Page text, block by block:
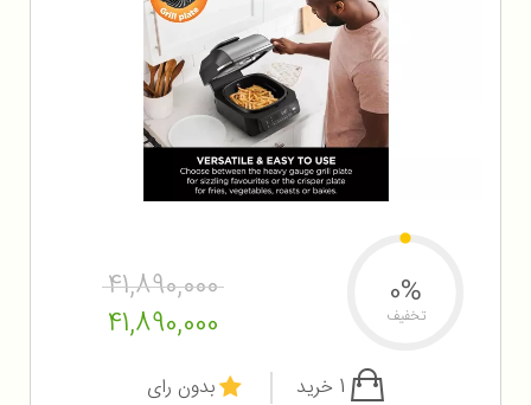
41,890,000
41,890,000
0%
تخفیف
بدون رای